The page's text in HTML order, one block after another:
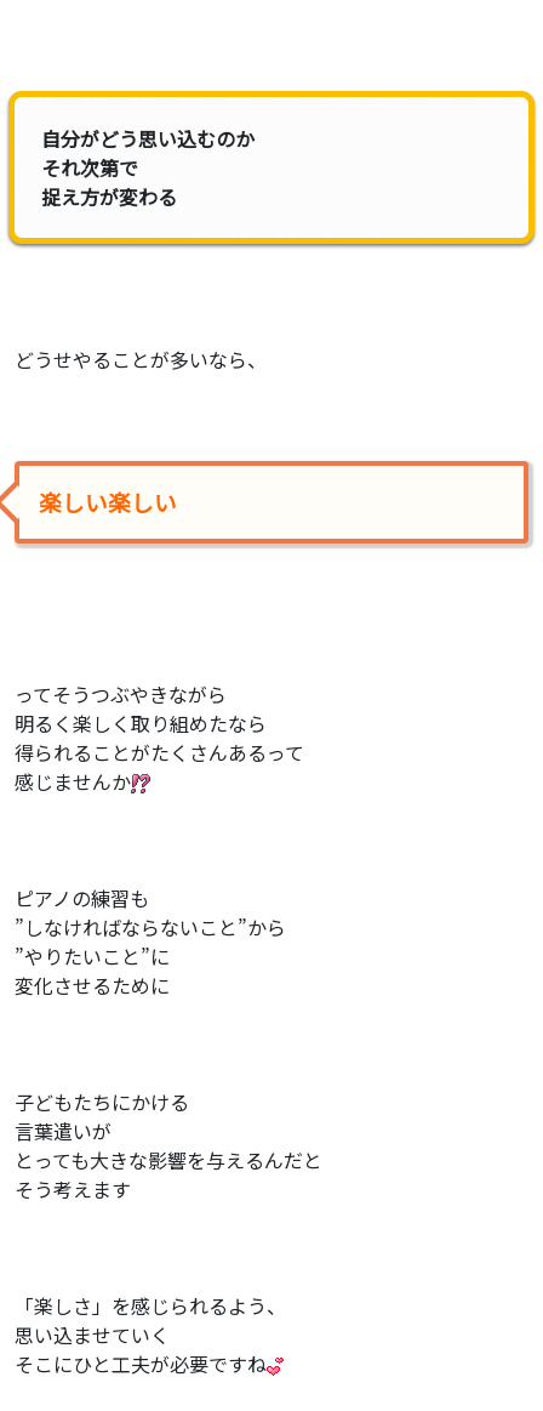
自分がどう思い込むのか
それ次第で
捉え方が変わる
どうせやることが多いなら、
楽しい楽しい
ってそうつぶやきながら
明るく楽しく取り組めたなら
得られることがたくさんあるって
感じませんか
ピアノの練習も
”しなければならないこと”から
”やりたいこと”に
変化させるために
子どもたちにかける
言葉遣いが
とっても大きな影響を与えるんだと
そう考えます
「楽しさ」を感じられるよう、
思い込ませていく
そこにひと工夫が必要ですね